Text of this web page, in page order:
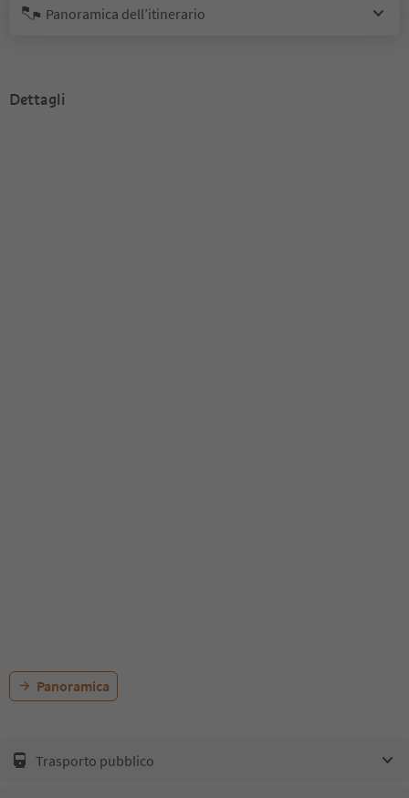
Panoramica dell’itinerario
Dettagli
Panoramica
Trasporto pubblico